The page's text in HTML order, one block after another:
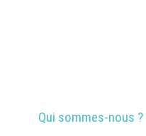
Qui sommes-nous ?